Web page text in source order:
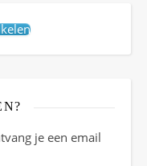
je een email